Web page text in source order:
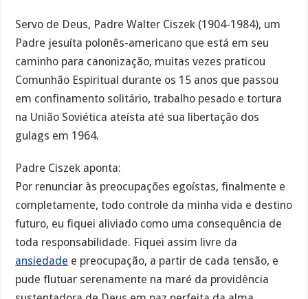
Servo de Deus, Padre Walter Ciszek (1904-1984), um
Padre jesuíta polonês-americano que está em seu
caminho para canonização, muitas vezes praticou
Comunhão Espiritual durante os 15 anos que passou
em confinamento solitário, trabalho pesado e tortura
na União Soviética ateísta até sua libertação dos
gulags em 1964.
Padre Ciszek aponta:
Por renunciar às preocupações egoístas, finalmente e
completamente, todo controle da minha vida e destino
futuro, eu fiquei aliviado como uma consequência de
toda responsabilidade. Fiquei assim livre da
ansiedade e preocupação, a partir de cada tensão, e
pude flutuar serenamente na maré da providência